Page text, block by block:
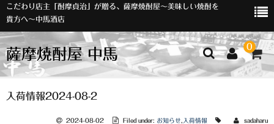
こだわり店主「酎摩貞治」が贈る、薩摩焼酎屋～美味しい焼酎を
貴方へ～中馬酒店
薩摩焼酎屋 中馬 0
ホーム
入荷情報2024-08-2
2024-08-02 Filed under: お知らせ 入荷情報 sadaharu